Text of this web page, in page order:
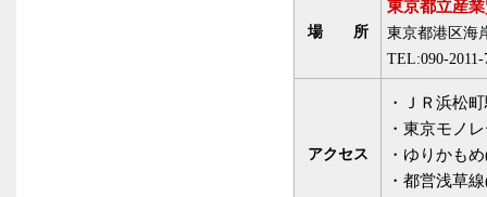
場 所
東京都立産
東京都港区海
TEL:090-
アクセス
・ＪＲ浜松
・東京モノ
・ゆりかも
・都営浅草